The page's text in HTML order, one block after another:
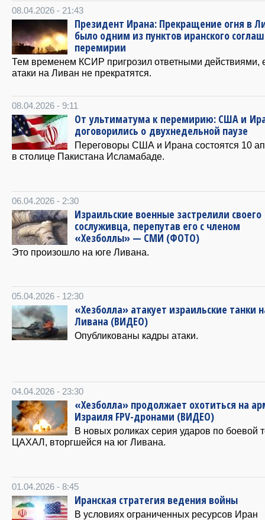
08.04.2026 - 21:43
Президент Ирана: Прекращение огня в
было одним из пунктов иранского
перемирии
Тем временем КСИР пригрозил ответными действиями,
атаки на Ливан не прекратятся.
08.04.2026 - 9:11
От ультиматума к перемирию: США и
договорились о двухнедельной паузе
Переговоры США и Ирана состоятся 10
в столице Пакистана Исламабаде.
06.04.2026 - 2:30
Израильские военные застрелили своего
сослуживца, перепутав его с членом
«Хезболлы» — СМИ (ФОТО)
Это произошло на юге Ливана.
05.04.2026 - 12:30
«Хезболла» атакует израильские танки
Ливана (ВИДЕО)
Опубликованы кадры атаки.
04.04.2026 - 23:30
«Хезболла» продолжает охотиться на
Израиля FPV-дронами (ВИДЕО)
В новых роликах серия ударов по боевой
ЦАХАЛ, вторгшейся на юг Ливана.
01.04.2026 - 8:45
Иранская стратегия ведения войны
В условиях ограниченных ресурсов Иран